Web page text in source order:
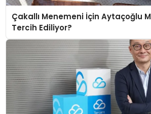
Çakallı Menemeni İçin Aytaçoğlu
Tercih Ediliyor?